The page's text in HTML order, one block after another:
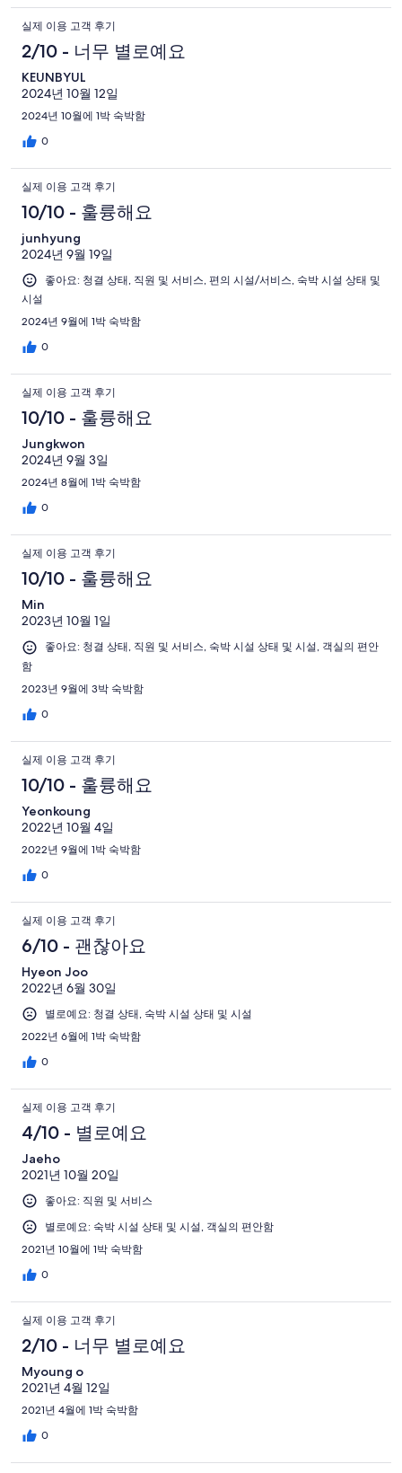
실제 이용 고객 후기
2/10 - 너무 별로예요
KEUNBYUL
2024년 10월 12일
2024년 10월에 1박 숙박함
0
실제 이용 고객 후기
10/10 - 훌륭해요
junhyung
2024년 9월 19일
좋아요: 청결 상태, 직원 및 서비스, 편의 시설/서비스, 숙박 시설 상태 및
시설
2024년 9월에 1박 숙박함
0
실제 이용 고객 후기
10/10 - 훌륭해요
Jungkwon
2024년 9월 3일
2024년 8월에 1박 숙박함
0
실제 이용 고객 후기
10/10 - 훌륭해요
Min
2023년 10월 1일
좋아요: 청결 상태, 직원 및 서비스, 숙박 시설 상태 및 시설, 객실의 편안
함
2023년 9월에 3박 숙박함
0
실제 이용 고객 후기
10/10 - 훌륭해요
Yeonkoung
2022년 10월 4일
2022년 9월에 1박 숙박함
0
실제 이용 고객 후기
6/10 - 괜찮아요
Hyeon Joo
2022년 6월 30일
별로예요: 청결 상태, 숙박 시설 상태 및 시설
2022년 6월에 1박 숙박함
0
실제 이용 고객 후기
4/10 - 별로예요
Jaeho
2021년 10월 20일
좋아요: 직원 및 서비스
별로예요: 숙박 시설 상태 및 시설, 객실의 편안함
2021년 10월에 1박 숙박함
0
실제 이용 고객 후기
2/10 - 너무 별로예요
Myoung o
2021년 4월 12일
2021년 4월에 1박 숙박함
0